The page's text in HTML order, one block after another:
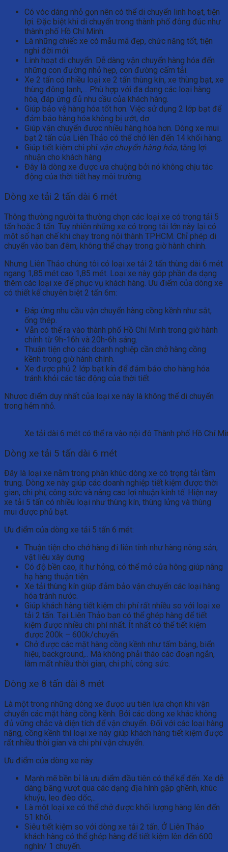
Có vóc dáng nhỏ gọn nên có thể di chuyển linh hoạt, tiện
lợi. Đặc biệt khi di chuyển trong thành phố đông đúc như
thành phố Hồ Chí Minh.
Là những chiếc xe có mẫu mã đẹp, chức năng tốt, tiện
nghi đời mới.
Linh hoạt di chuyển. Dễ dàng vận chuyển hàng hóa đến
những con đường nhỏ hẹp, con đường cấm tải.
Xe 2 tấn có nhiều loại xe 2 tấn thùng kín, xe thùng bạt, xe
thùng đông lạnh,… Phù hợp với đa dạng các loại hàng
hóa, đáp ứng đủ nhu cầu của khách hàng.
Giúp bảo vệ hàng hóa tốt hơn. Việc sử dụng 2 lớp bạt để
đảm bảo hàng hóa không bị ướt, dơ.
Giúp vận chuyển được nhiều hàng hóa hơn. Dòng xe mui
bạt 2 tấn của Liên Thảo có thể chở lên đến 14 khối hàng.
Giúp tiết kiệm chi phí vận chuyển hàng hóa, tăng lợi
nhuận cho khách hàng
Đây là dòng xe được ưa chuộng bởi nó không chịu tác
động của thời tiết hay môi trường.
Dòng xe tải 2 tấn dài 6 mét
Thông thường người ta thường chọn các loại xe có trọng tải 5
tấn hoặc 3 tấn. Tuy nhiên những xe có trọng tải lớn này lại có
một số hạn chế khi chạy trong nội thành TPHCM. Chỉ phép di
chuyển vào ban đêm, không thể chạy trong giờ hành chính.
Nhưng Liên Thảo chúng tôi có loại xe tải 2 tấn thùng dài 6 mét
ngang 1,85 mét cao 1,85 mét. Loại xe này góp phần đa dạng
thêm các loại xe để phục vụ khách hàng. Ưu điểm của dòng xe
có thiết kế chuyên biệt 2 tấn 6m:
Đáp ứng nhu cầu vận chuyển hàng cồng kềnh như sắt,
ống thép.
Vẫn có thể ra vào thành phố Hồ Chí Minh trong giờ hành
chính từ 9h-16h và 20h-6h sáng.
Thuận tiện cho các doanh nghiệp cần chở hàng cồng
kềnh trong giờ hành chính.
Xe được phủ 2 lớp bạt kín để đảm bảo cho hàng hóa
tránh khỏi các tác động của thời tiết.
Nhược điểm duy nhất của loại xe này là không thể di chuyển
trong hẻm nhỏ.
Xe tải dài 6 mét có thể ra vào nội đô Thành phố Hồ Chí
Dòng xe tải 5 tấn dài 6 mét
Đây là loại xe nằm trong phân khúc dòng xe có trọng tải tầm
trung. Dòng xe này giúp các doanh nghiệp tiết kiệm được thời
gian, chi phí, công sức và nâng cao lợi nhuận kinh tế. Hiện nay
xe tải 5 tấn có nhiều loại như thùng kín, thùng lửng và thùng
mui được phủ bạt.
Ưu điểm của dòng xe tải 5 tấn 6 mét:
Thuận tiện cho chở hàng đi liên tỉnh như hàng nông sản,
vật liệu xây dựng
Có độ bền cao, ít hư hỏng, có thể mở cửa hông giúp nâng
hạ hàng thuận tiện.
Xe tải thùng kín giúp đảm bảo vận chuyển các loại hàng
hóa tránh nước.
Giúp khách hàng tiết kiệm chi phí rất nhiều so với loại xe
tải 2 tấn. Tại Liên Thảo bạn có thể ghép hàng để tiết
kiệm được nhiều chi phí nhất. Ít nhất có thể tiết kiệm
được 200k – 600k/chuyến.
Chở được các mặt hàng cồng kềnh như tấm bảng, biển
hiệu, background,.. Mà không phải tháo các đoạn ngắn,
làm mất nhiều thời gian, chi phí, công sức.
Dòng xe 8 tấn dài 8 mét
Là một trong những dòng xe được ưu tiên lựa chọn khi vận
chuyển các mặt hàng cồng kềnh. Bởi các dòng xe khác không
đủ vững chắc và diện tích để vận chuyển. Đối với các loại hàng
nặng, cồng kềnh thì loại xe này giúp khách hàng tiết kiệm được
rất nhiều thời gian và chi phí vận chuyển.
Ưu điểm của dòng xe này:
Mạnh mẽ bền bỉ là ưu điểm đầu tiên có thể kể đến. Xe dễ
dàng băng vượt qua các dạng địa hình gập ghềnh, khúc
khuỷu, leo đèo dốc,..
Là một loại xe có thể chở được khối lượng hàng lên đến
51 khối.
Siêu tiết kiệm so với dòng xe tải 2 tấn. Ở Liên Thảo
khách hàng có thể ghép hàng để tiết kiệm lên đến 600
nghìn/ 1 chuyến.